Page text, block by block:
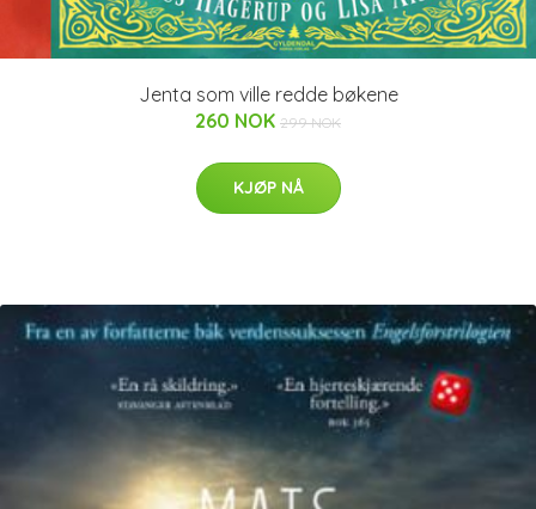
Jenta som ville redde bøkene
260 NOK 299 NOK
KJØP NÅ